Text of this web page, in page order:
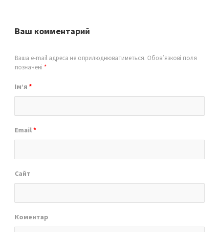
Ваш комментарий
Ваша e-mail адреса не оприлюднюватиметься. Обов’язкові поля
позначені *
Ім’я *
Email*
Сайт
Коментар